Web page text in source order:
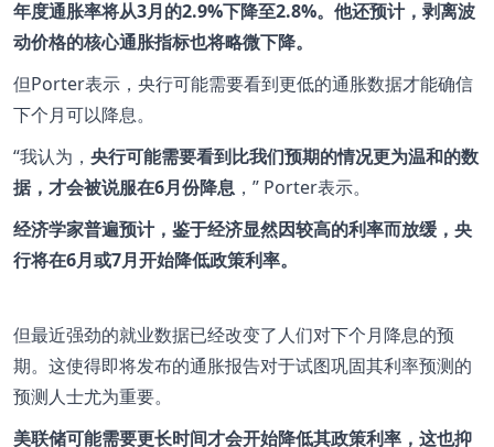
年度通胀率将从3月的2.9%下降至2.8%。他还预计，剥离波
动价格的核心通胀指标也将略微下降。
但Porter表示，央行可能需要看到更低的通胀数据才能确信
下个月可以降息。
“我认为， 央行可能需要看到比我们预期的情况更为温和的数
据，才会被说服在6月份降息 ，” Porter表示。
经济学家普遍预计，鉴于经济显然因较高的利率而放缓，央
行将在6月或7月开始降低政策利率。
但最近强劲的就业数据已经改变了人们对下个月降息的预
期。这使得即将发布的通胀报告对于试图巩固其利率预测的
预测人士尤为重要。
美联储可能需要更长时间才会开始降低其政策利率，这也抑